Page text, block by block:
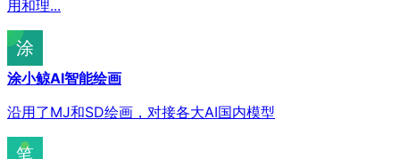
用和理...
涂小鲸AI智能绘画
沿用了MJ和SD绘画，对接各大AI国内模型